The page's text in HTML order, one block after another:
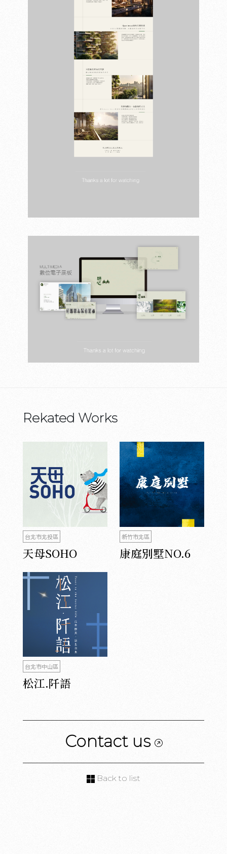
Rekated Works
台北市北投區
天母SOHO
新竹市北區
康庭別墅NO.6
台北市中山區
松江.阡語
Contact us
Back to list